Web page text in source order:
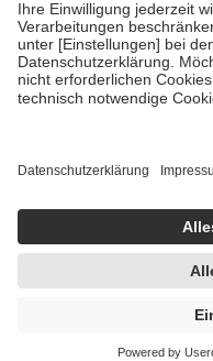
• Untersuchungen zur
GKV getragen werden
• empfohlenen
• Harn- und Blutteststreifen
getroffen, um
https://help.etrusted.com/
Einige Bilder und Inhalte